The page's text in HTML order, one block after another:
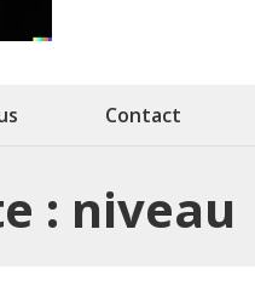
Contact
: niveau